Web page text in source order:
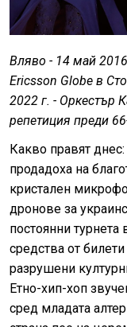
Вляво - 14 май
Ericsson Globe в
2022 г. - Оркестър
репетиция преди
Какво правят
продадоха на
кристален
дронове за
постоянни
средства от
разрушени
Етно-хип-хоп
сред младата